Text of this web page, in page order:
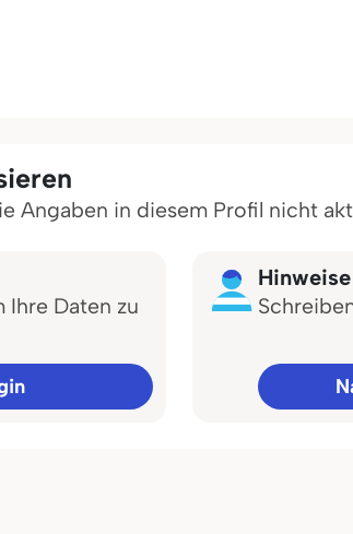
Angaben in diesem Profil nicht
Ihre Daten zu